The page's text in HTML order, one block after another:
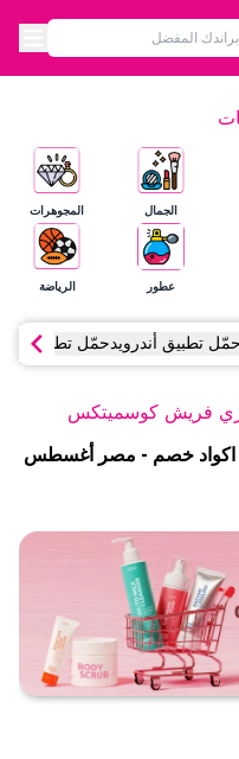
الجمال
عطور
المجوهرات
الرياضة
حمّل تطبيق أندرويدحمّل تطبيق آي
فريش كوسميتكس
اكواد خصم - مصر
أغسطس